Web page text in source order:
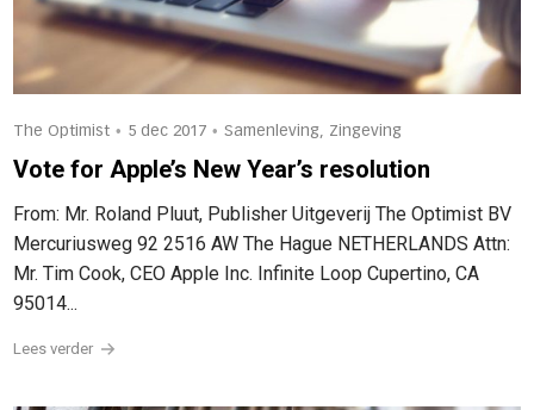
The Optimist • 5 dec 2017 • Samenleving, Zingeving
Vote for Apple’s New Year’s resolution
From: Mr. Roland Pluut, Publisher Uitgeverij The Optimist BV
Mercuriusweg 92 2516 AW The Hague NETHERLANDS Attn:
Mr. Tim Cook, CEO Apple Inc. Infinite Loop Cupertino, CA
95014...
Lees verder